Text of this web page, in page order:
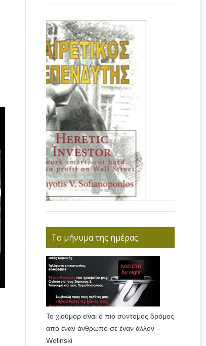
Το μήνυμα της ημέρας
Το χιούμορ είναι ο πιο σύντομος δρόμος
από έναν άνθρωπο σε έναν άλλον -
Wolinski